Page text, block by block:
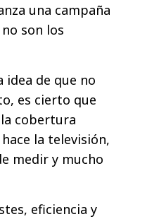
una campaña
son los
idea de que no
es cierto que
cobertura
la televisión,
medir y mucho
eficiencia y